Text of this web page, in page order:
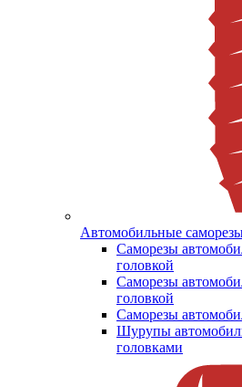
Автомобильные
Саморезы
головкой
Саморезы
головкой
Саморезы
Шурупы
головками